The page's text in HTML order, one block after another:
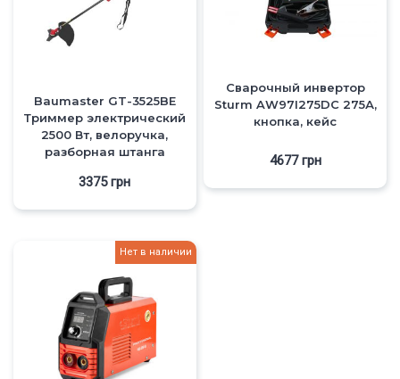
Baumaster GT-3525BE
Триммер электрический
2500 Вт, велоручка,
разборная штанга
3375грн
Сварочный инвертор
Sturm AW97I275DC 275А,
кнопка, кейс
4677грн
Нет в наличии